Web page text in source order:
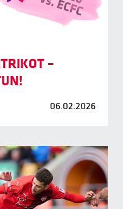
–
06.02.2026